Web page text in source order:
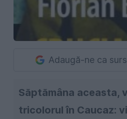
Adaugă-ne ca
Săptămâna aceasta,
tricolorul în Caucaz: